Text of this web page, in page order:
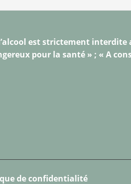
est strictement interdite
pour la santé » ; « A
de confidentialité